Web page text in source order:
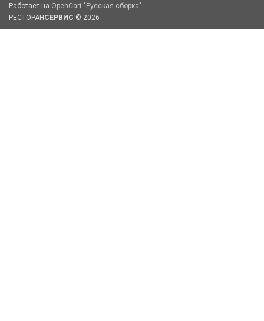
Работает на OpenCart "Русская сборка"
РЕСТОРАН СЕРВИС © 2026